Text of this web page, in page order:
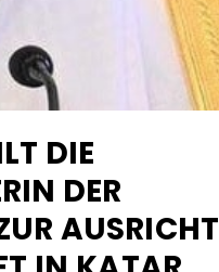
DIE
DER B